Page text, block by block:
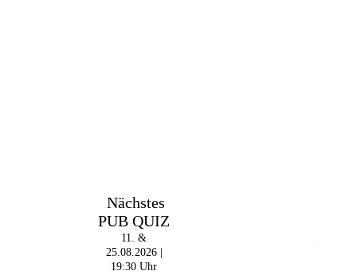
Nächstes
PUB QUIZ
11. &
25.08.2026 |
19:30 Uhr